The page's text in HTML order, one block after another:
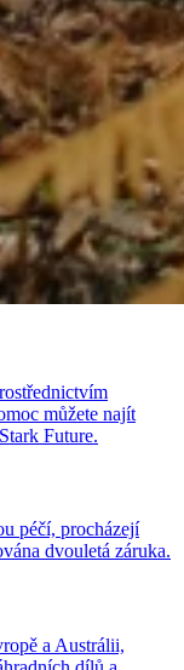
můžete najít
Future.
péčí, procházejí
dvouletá záruka.
a Austrálii,